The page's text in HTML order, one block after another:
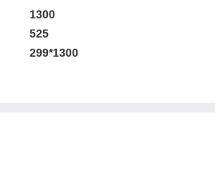
1300
525
299*1300